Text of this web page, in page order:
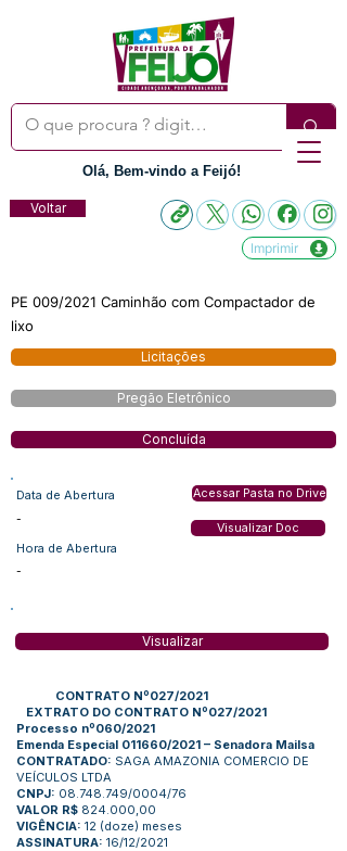
Olá, Bem-vindo a Feijó!
Voltar
Imprimir
PE 009/2021 Caminhão com Compactador de
lixo
Licitações
Pregão Eletrônico
Concluída
Data de Abertura
-
Hora de Abertura
-
Acessar Pasta no Drive
Visualizar Doc
Visualizar
CONTRATO Nº027/2021
EXTRATO DO CONTRATO Nº027/2021
Processo nº060/2021
Emenda Especial 011660/2021 – Senadora Mailsa
CONTRATADO: SAGA AMAZONIA COMERCIO DE
VEÍCULOS LTDA
CNPJ: 08.748.749/0004/76
VALOR R$ 824.000,00
VIGÊNCIA: 12 (doze) meses
ASSINATURA: 16/12/2021